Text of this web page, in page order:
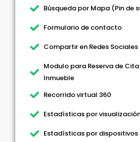
Búsqueda por Mapa (Pin de
Formulario de contacto
Compartir en Redes Sociales
Modulo para Reserva de
Inmueble
Recorrido virtual 360
Estadísticas por
Estadísticas por dispositivos